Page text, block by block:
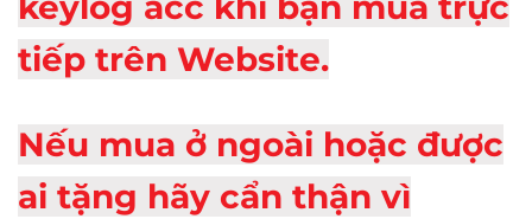
tiếp trên Website.
Nếu mua ở ngoài hoặc được
ai tặng hãy cẩn thận vì